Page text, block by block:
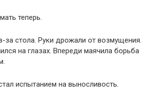
теперь.
за стола. Руки дрожали от возмущения.
на глазах. Впереди маячила борьба
испытанием на выносливость.